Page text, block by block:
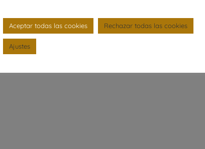
Enviar
Aceptar todas las cookies Rechazar todas las cookies
Ajustes